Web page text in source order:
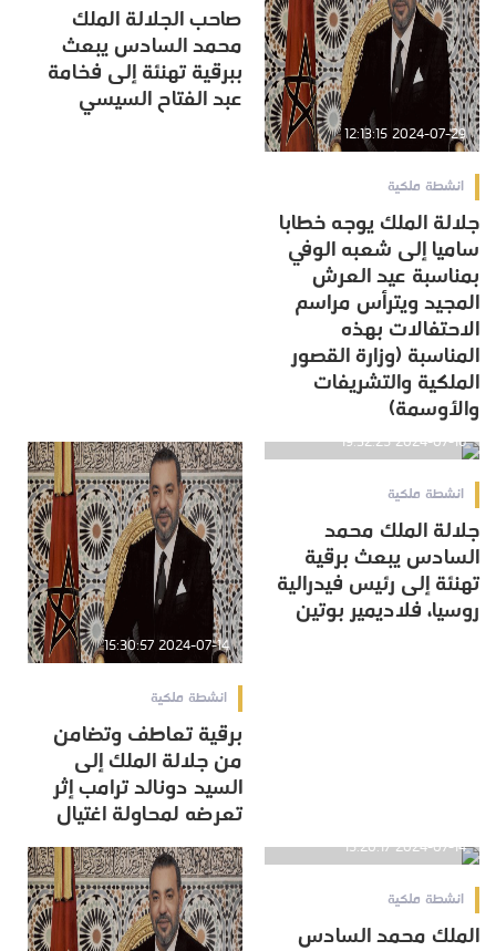
2024-07-29 12:13:15
انشطة ملكية
جلالة الملك يوجه خطابا
ساميا إلى شعبه الوفي
بمناسبة عيد العرش
المجيد ويترأس مراسم
الاحتفالات بهذه
المناسبة (وزارة القصور
الملكية والتشريفات
والأوسمة)
صاحب الجلالة الملك
محمد السادس يبعث
ببرقية تهنئة إلى فخامة
عبد الفتاح السيسي
2024-07-16 19:32:25
انشطة ملكية
جلالة الملك محمد
السادس يبعث برقية
تهنئة إلى رئيس فيدرالية
روسيا، فلاديمير بوتين
2024-07-14 15:30:57
انشطة ملكية
برقية تعاطف وتضامن
من جلالة الملك إلى
السيد دونالد ترامب إثر
تعرضه لمحاولة اغتيال
2024-07-14 15:20:17
انشطة ملكية
الملك محمد السادس